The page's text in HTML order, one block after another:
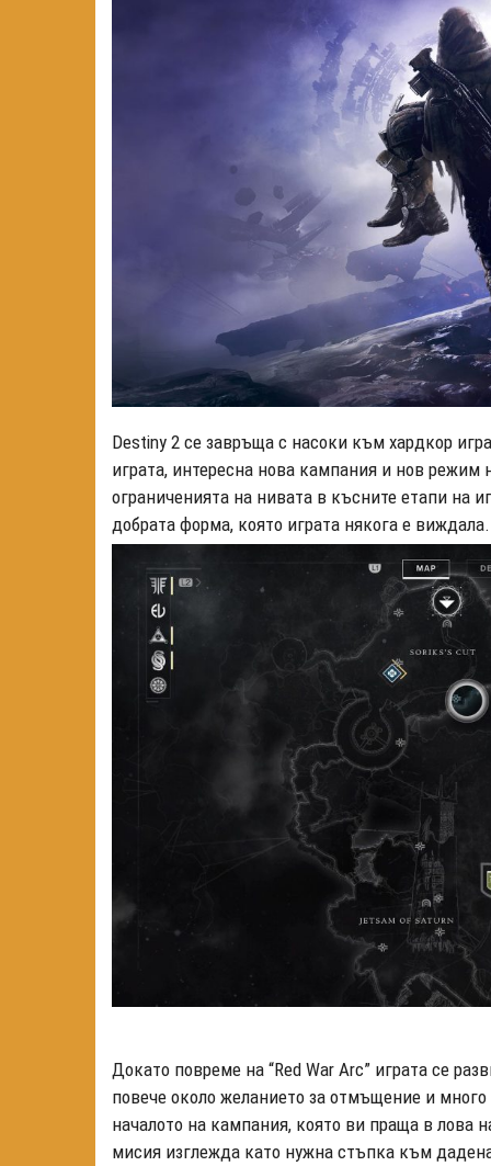
Destiny 2 се завръща с насоки към хардкор
играта, интересна нова кампания и нов режим
ограниченията на нивата в късните етапи на
добрата форма, която играта някога е виждала.
Докато повреме на “Red War Arc” играта се
повече около желанието за отмъщение и
началото на кампания, която ви праща в лова
мисия изглежда като нужна стъпка към